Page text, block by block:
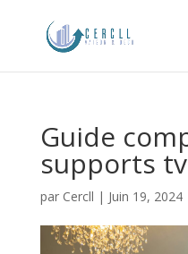
Guide
supports
par Cercll | Juin 19, 2024